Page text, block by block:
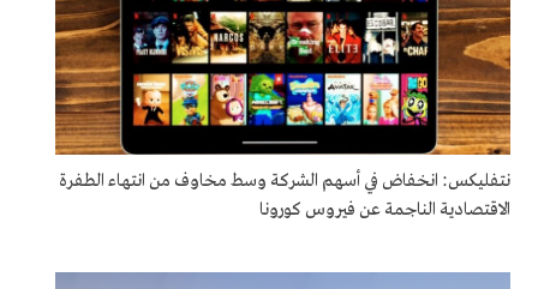
نتفليكس: انخفاض في أسهم الشركة وسط مخاوف من انتهاء الطفرة
الاقتصادية الناجمة عن فيروس كورونا